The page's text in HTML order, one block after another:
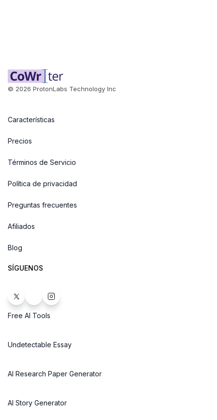
© 2026 ProtonLabs Technology Inc
Características
Precios
Términos de Servicio
Política de privacidad
Preguntas frecuentes
Afiliados
Blog
SÍGUENOS
Free AI Tools
Undetectable Essay
AI Research Paper Generator
AI Story Generator